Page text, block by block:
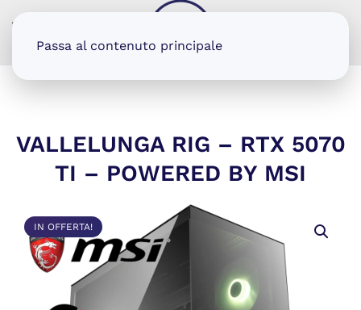
Passa al contenuto principale
VALLELUNGA RIG – RTX 5070
TI – POWERED BY MSI
IN OFFERTA!